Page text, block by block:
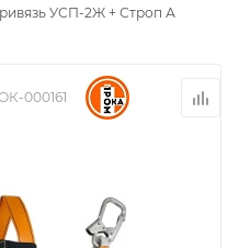
УСП-2Ж + Строп А
000161